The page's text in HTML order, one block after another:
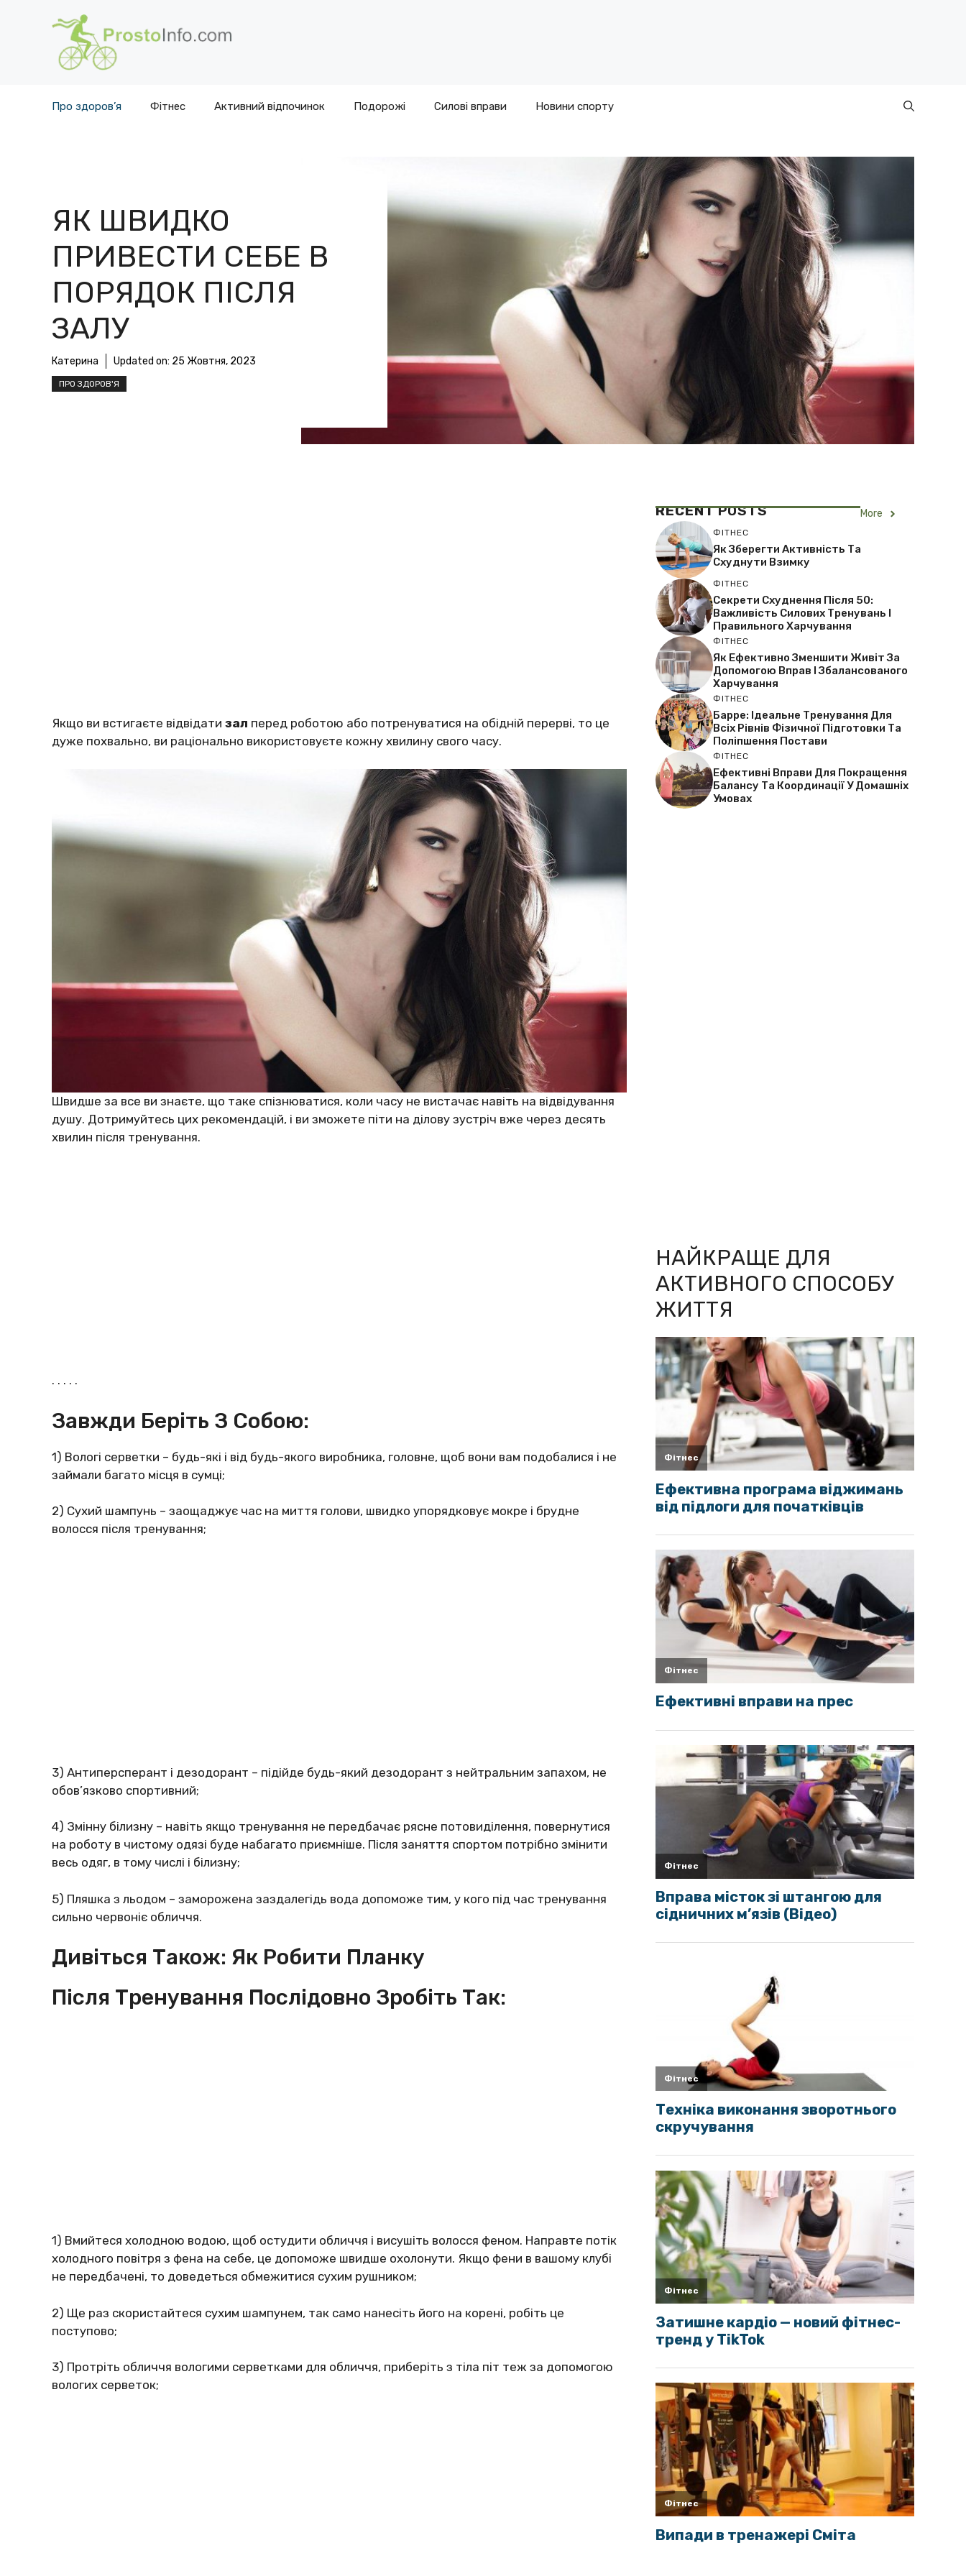
Про здоров’я Фітнес Активний відпочинок Подорожі Силові вправи Новини спорту
ЯК ШВИДКО
ПРИВЕСТИ СЕБЕ В
ПОРЯДОК ПІСЛЯ
ЗАЛУ
Катерина Updated on: 25 Жовтня, 2023
ПРО ЗДОРОВ'Я
Якщо ви встигаєте відвідати зал перед роботою або потренуватися на обідній перерві, то це
дуже похвально, ви раціонально використовуєте кожну хвилину свого часу.
Швидше за все ви знаєте, що таке спізнюватися, коли часу не вистачає навіть на відвідування
душу. Дотримуйтесь цих рекомендацій, і ви зможете піти на ділову зустріч вже через десять
хвилин після тренування.
. . . . .
Завжди Беріть З Собою:
1) Вологі серветки – будь-які і від будь-якого виробника, головне, щоб вони вам подобалися і не
займали багато місця в сумці;
2) Сухий шампунь – заощаджує час на миття голови, швидко упорядковує мокре і брудне
волосся після тренування;
3) Антиперсперант і дезодорант – підійде будь-який дезодорант з нейтральним запахом, не
обов’язково спортивний;
4) Змінну білизну – навіть якщо тренування не передбачає рясне потовиділення, повернутися
на роботу в чистому одязі буде набагато приємніше. Після заняття спортом потрібно змінити
весь одяг, в тому числі і білизну;
5) Пляшка з льодом – заморожена заздалегідь вода допоможе тим, у кого під час тренування
сильно червоніє обличчя.
Дивіться Також: Як Робити Планку
Після Тренування Послідовно Зробіть Так:
1) Вмийтеся холодною водою, щоб остудити обличчя і висушіть волосся феном. Направте потік
холодного повітря з фена на себе, це допоможе швидше охолонути. Якщо фени в вашому клубі
не передбачені, то доведеться обмежитися сухим рушником;
2) Ще раз скористайтеся сухим шампунем, так само нанесіть його на корені, робіть це
поступово;
3) Протріть обличчя вологими серветками для обличчя, приберіть з тіла піт теж за допомогою
вологих серветок;
RECENTPOSTS More
ФІТНЕС
Як Зберегти Активність Та
Схуднути Взимку
ФІТНЕС
Секрети Схуднення Після 50:
Важливість Силових Тренувань І
Правильного Харчування
ФІТНЕС
Як Ефективно Зменшити Живіт За
Допомогою Вправ І Збалансованого
Харчування
ФІТНЕС
Барре: Ідеальне Тренування Для
Всіх Рівнів Фізичної Підготовки Та
Поліпшення Постави
ФІТНЕС
Ефективні Вправи Для Покращення
Балансу Та Координації У Домашніх
Умовах
НАЙКРАЩЕ ДЛЯ
АКТИВНОГО СПОСОБУ
ЖИТТЯ